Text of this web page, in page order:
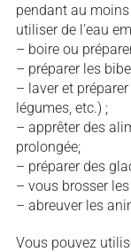
pendant au
utiliser de l’eau
– boire ou
– préparer les
– laver et
légumes, etc.) ;
– apprêter des
prolongée;
– préparer des
– vous brosser
– abreuver les
Vous pouvez